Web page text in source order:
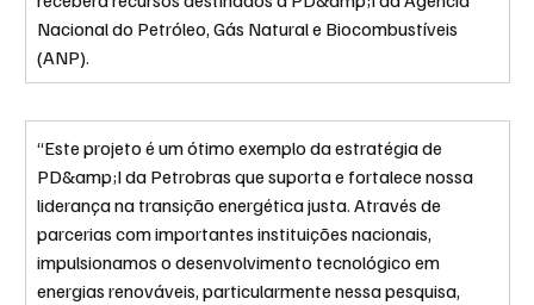
Nacional do Petróleo, Gás Natural e Biocombustíveis
(ANP).
“Este projeto é um ótimo exemplo da estratégia de
PD&amp;I da Petrobras que suporta e fortalece nossa
liderança na transição energética justa. Através de
parcerias com importantes instituições nacionais,
impulsionamos o desenvolvimento tecnológico em
energias renováveis, particularmente nessa pesquisa,